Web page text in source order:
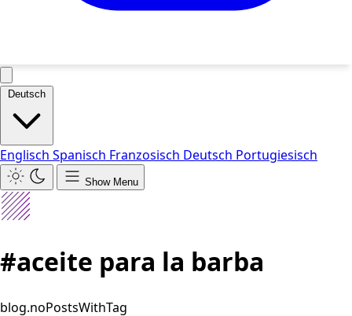
Deutsch
Englisch Spanisch Franzosisch Deutsch Portugiesisch
Show Menu
#aceite para la barba
blog.noPostsWithTag